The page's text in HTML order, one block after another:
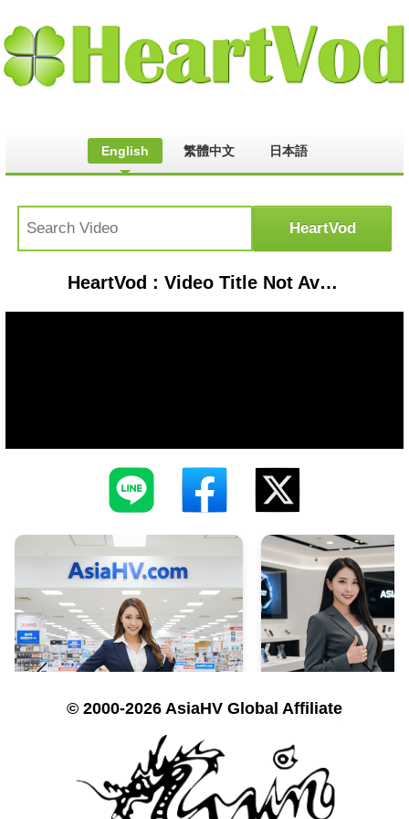
English 繁體中文 日本語
HeartVod : Video Title Not Available
© 2000-2026 AsiaHV Global Affiliate